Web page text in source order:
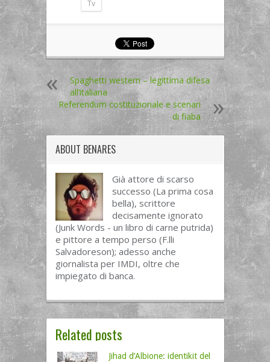
Tv
Spaghetti western – legittima difesa
all’italiana
Referendum costituzionale e scenari
di fiaba
ABOUT BENARES
Già attore di scarso
successo (La prima cosa
bella), scrittore
decisamente ignorato
(Junk Words - un libro di carne putrida)
e pittore a tempo perso (F.lli
Salvadoreson); adesso anche
giornalista per IMDI, oltre che
impiegato di banca.
Related posts
Jihad d’Albione: identikit del